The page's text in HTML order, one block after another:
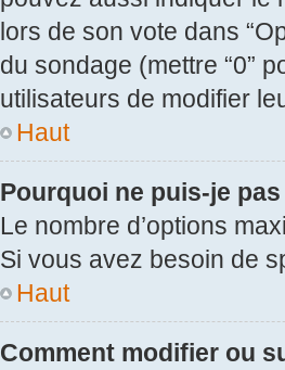
lors de son vote dans
du sondage (mettre “0”
utilisateurs de modifier
Haut
Pourquoi ne puis-je
Le nombre d’options
Si vous avez besoin de
Haut
Comment modifier ou